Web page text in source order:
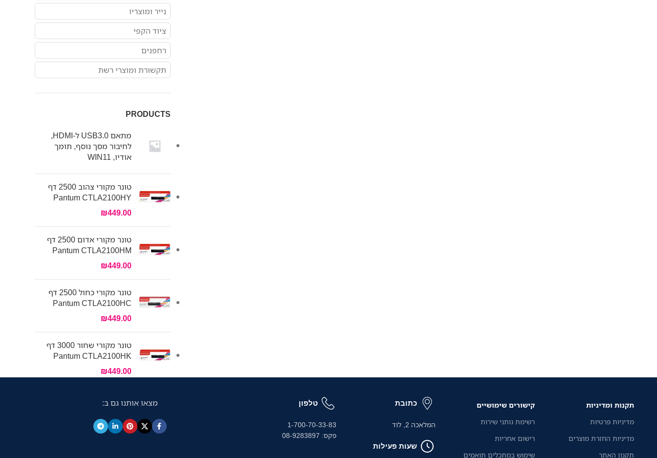
נייר ומוצריו
ציוד הקפי
רחפנים
תקשורת ומוצרי רשת
PRODUCTS
מתאם USB3.0 ל-HDMI,
לחיבור מסך נוסף, תומך
אודיו, WIN11
טונר מקורי צהוב 2500 דף
Pantum CTLA2100HY
₪449.00
טונר מקורי אדום 2500 דף
Pantum CTLA2100HM
₪449.00
טונר מקורי כחול 2500 דף
Pantum CTLA2100HC
₪449.00
טונר מקורי שחור 3000 דף
Pantum CTLA2100HK
₪449.00
תקנות ומדיניות
מדיניות פרטיות
מדיניות החזרת מוצרים
תקנון האתר
קישורים שימושיים
רשימת נותני שירות
רישום אחריות
שימוש במתכלים תואמים
כתובת
המלאכה 2, לוד
שעות פעילות
טלפון
1-700-70-33-83
פקס: 08-9283897
מצאו אותנו גם ב: